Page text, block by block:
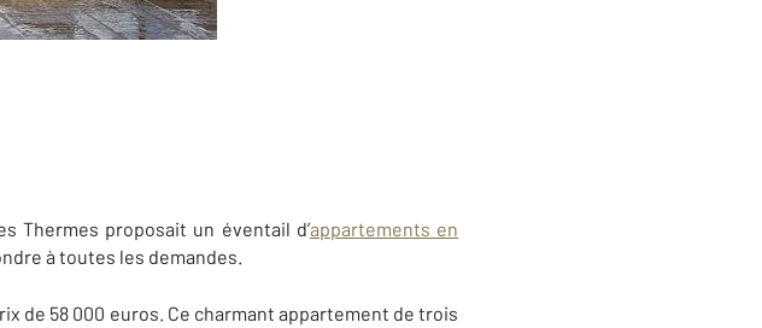
Thermes proposait un éventail d’appartements en
à toutes les demandes.
de 58 000 euros. Ce charmant appartement de trois